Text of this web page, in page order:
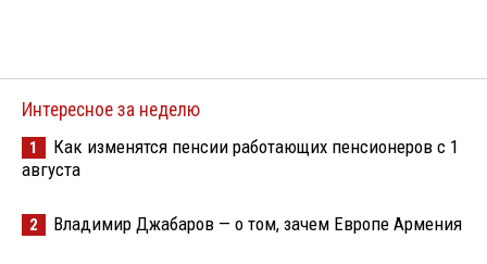
Интересное за неделю
1
Как изменятся пенсии работающих пенсионеров с 1
августа
2 Владимир Джабаров — о том, зачем Европе Армения